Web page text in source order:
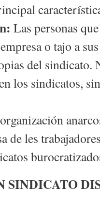
Las personas
o tajo a
del sindicato.
los sindicatos,
de les
SINDICATO